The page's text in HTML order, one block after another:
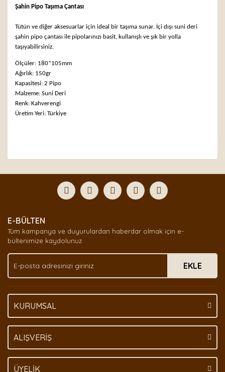
Şahin Pipo Taşıma Çantası
Tütün ve diğer aksesuarlar için ideal bir taşıma sunar. İçi dışı suni deri
şahin pipo çantası ile pipolarınızı basit, kullanışlı ve şık bir yolla
taşıyabilirsiniz.
Ölçüler: 180*105mm
Ağırlık: 150gr
Kapasitesi: 2 Pipo
Malzeme: Suni Deri
Renk: Kahverengi
Üretim Yeri: Türkiye
Yorum Yaz
formunu kullanarak tarafımıza iletebilirsiniz.
Görüş ve önerileriniz için teşekkür ederiz.
Ürün açıklamasında eksik bilgiler bulunuyor.
Ürün bilgilerinde hatalar bulunuyor.
Bu ürüne benzer farklı alternatifler olmalı.
E-BÜLTEN
Tüm kampanya ve duyurulardan haberdar olmak için e-
bültenimize kaydolunuz.
EKLE
KURUMSAL
ALIŞVERİŞ
ÜYELİK